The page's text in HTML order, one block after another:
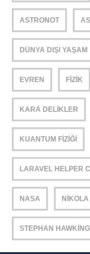
ASTRONOT
DÜNYA DIŞI YAŞAM
EVREN FIZIK
KARA DELIKLER
KUANTUM FIZIĞI
LARAVEL HELPER
NASA
STEPHAN HAWKING